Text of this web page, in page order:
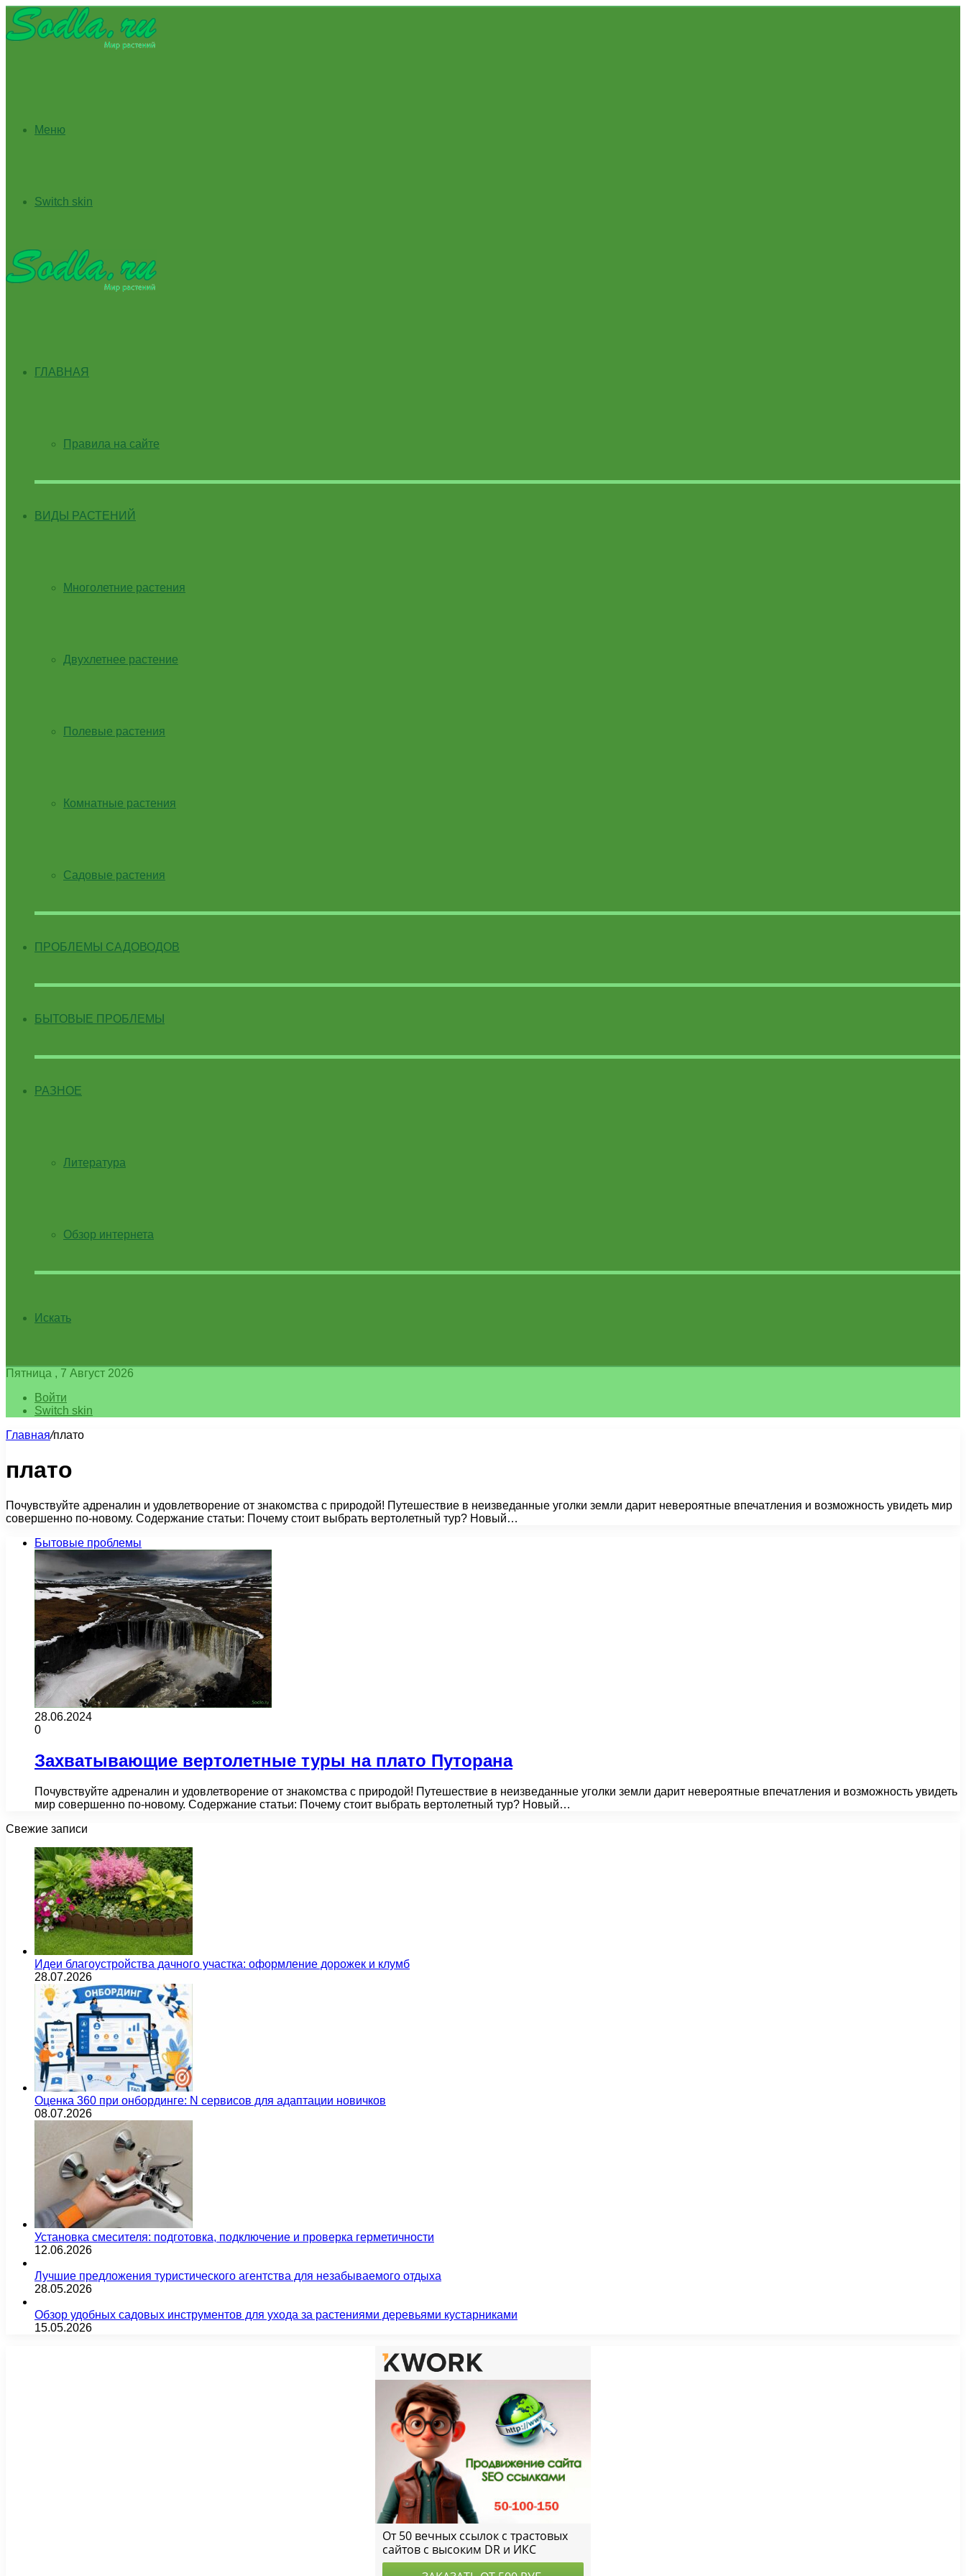
Меню
Switch skin
ГЛАВНАЯ
Правила на сайте
ВИДЫ РАСТЕНИЙ
Многолетние растения
Двухлетнее растение
Полевые растения
Комнатные растения
Садовые растения
ПРОБЛЕМЫ САДОВОДОВ
БЫТОВЫЕ ПРОБЛЕМЫ
РАЗНОЕ
Литература
Обзор интернета
Искать
Пятница , 7 Август 2026
Войти
Switch skin
Главная/плато
плато
Почувствуйте адреналин и удовлетворение от знакомства с природой! Путешествие в неизведанные уголки земли дарит невероятные впечатления и возможность увидеть мир
совершенно по-новому. Содержание статьи: Почему стоит выбрать вертолетный тур? Новый…
Бытовые проблемы
28.06.2024
0
Захватывающие вертолетные туры на плато Путорана
Почувствуйте адреналин и удовлетворение от знакомства с природой! Путешествие в неизведанные уголки земли дарит невероятные впечатления и возможность увидеть
мир совершенно по-новому. Содержание статьи: Почему стоит выбрать вертолетный тур? Новый…
Свежие записи
Идеи благоустройства дачного участка: оформление дорожек и клумб
28.07.2026
Оценка 360 при онбординге: N сервисов для адаптации новичков
08.07.2026
Установка смесителя: подготовка, подключение и проверка герметичности
12.06.2026
Лучшие предложения туристического агентства для незабываемого отдыха
28.05.2026
Обзор удобных садовых инструментов для ухода за растениями деревьями кустарниками
15.05.2026